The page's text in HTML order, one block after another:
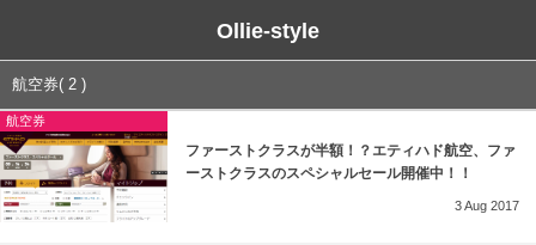
Ollie-style
航空券( 2 )
航空券
ファーストクラスが半額！？エティハド航空、ファ
ーストクラスのスペシャルセール開催中！！
3Aug 2017
未分類